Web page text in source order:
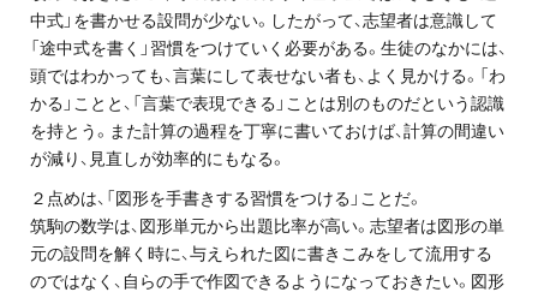
採用情報
プライバシーポリシー
免責事項・著作権等
中式」を書かせる設問が少ない。したがって、志望者は意識して
「途中式を書く」習慣をつけていく必要がある。生徒のなかには、
頭ではわかっても、言葉にして表せない者も、よく見かける。「わ
かる」ことと、「言葉で表現できる」ことは別のものだという認識
を持とう。また計算の過程を丁寧に書いておけば、計算の間違い
が減り、見直しが効率的にもなる。
２点めは、「図形を手書きする習慣をつける」ことだ。
筑駒の数学は、図形単元から出題比率が高い。志望者は図形の単
元の設問を解く時に、与えられた図に書きこみをして流用する
のではなく、自らの手で作図できるようになっておきたい。図形